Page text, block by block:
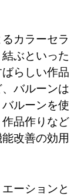
カラーセラ
ぶといった
らしい作品
バルーンは
ルーンを使
品作りなど
改善の効用
ーションと